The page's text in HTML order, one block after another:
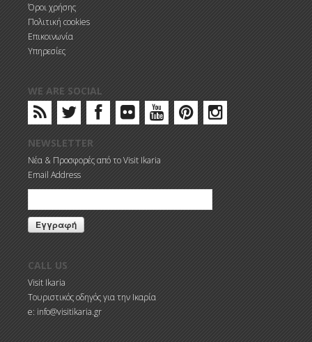
Όροι χρήσης
Πολιτική cookies
Επικοινωνία
Υπηρεσίες
WE ARE SOCIAL
NEWSLETTER
Νέα & Προσφορές από το Visit Ikaria
Email Address
CALL US
Visit Ikaria
Τουριστικός οδηγός για την Ικαρία
e: info@visitikaria.gr